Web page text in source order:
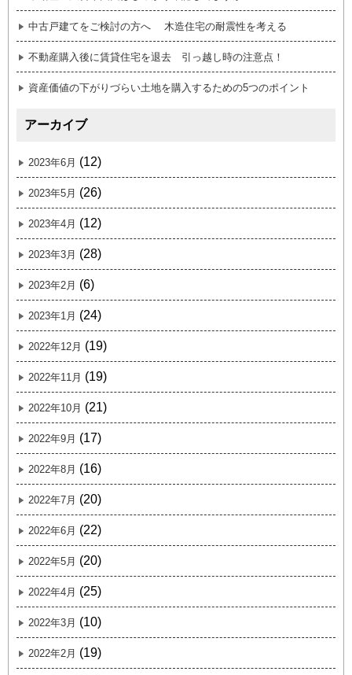
中古戸建てをご検討の方へ 木造住宅の耐震性を考える
不動産購入後に賃貸住宅を退去 引っ越し時の注意点！
資産価値の下がりづらい土地を購入するための5つのポイント
アーカイブ
2023年6月 (12)
2023年5月 (26)
2023年4月 (12)
2023年3月 (28)
2023年2月 (6)
2023年1月 (24)
2022年12月 (19)
2022年11月 (19)
2022年10月 (21)
2022年9月 (17)
2022年8月 (16)
2022年7月 (20)
2022年6月 (22)
2022年5月 (20)
2022年4月 (25)
2022年3月 (10)
2022年2月 (19)